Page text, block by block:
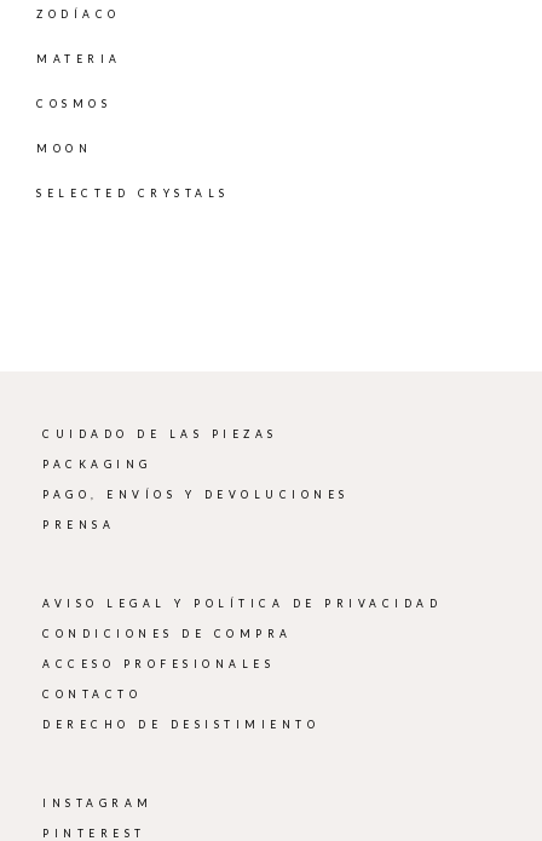
ZODÍACO
MATERIA
COSMOS
MOON
SELECTED CRYSTALS
CUIDADO DE LAS PIEZAS
PACKAGING
PAGO, ENVÍOS Y DEVOLUCIONES
PRENSA
AVISO LEGAL Y POLÍTICA DE PRIVACIDAD
CONDICIONES DE COMPRA
ACCESO PROFESIONALES
CONTACTO
DERECHO DE DESISTIMIENTO
INSTAGRAM
PINTEREST